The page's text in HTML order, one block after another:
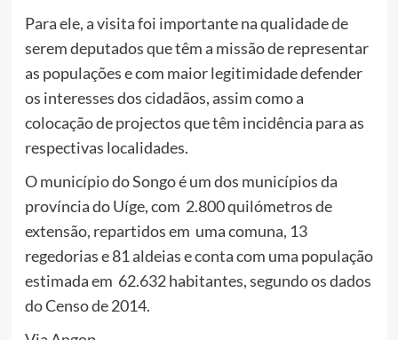
Para ele, a visita foi importante na qualidade de
serem deputados que têm a missão de representar
as populações e com maior legitimidade defender
os interesses dos cidadãos, assim como a
colocação de projectos que têm incidência para as
respectivas localidades.
O município do Songo é um dos municípios da
província do Uíge, com 2.800 quilómetros de
extensão, repartidos em uma comuna, 13
regedorias e 81 aldeias e conta com uma população
estimada em 62.632 habitantes, segundo os dados
do Censo de 2014.